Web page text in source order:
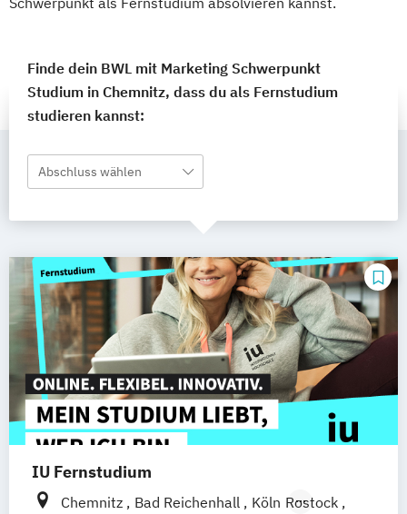
Finde dein BWL mit Marketing Schwerpunkt
Studium in Chemnitz, dass du als Fernstudium
studieren kannst:
Abschluss wählen
IU Fernstudium
Chemnitz Bad Reichenhall Köln Rostock